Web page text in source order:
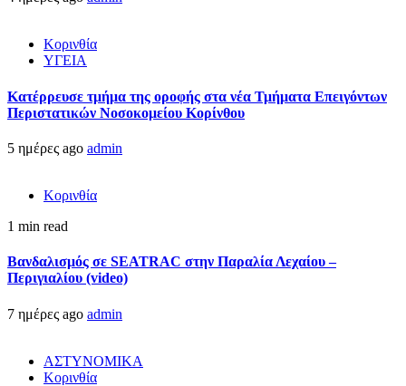
Κορινθία
ΥΓΕΙΑ
Kατέρρευσε τμήμα της οροφής στα νέα Τμήματα Επειγόντων
Περιστατικών Νοσοκομείου Κορίνθου
5 ημέρες ago admin
Κορινθία
1 min read
Βανδαλισμός σε SEATRAC στην Παραλία Λεχαίου –
Περιγιαλίου (video)
7 ημέρες ago admin
ΑΣΤΥΝΟΜΙΚΑ
Κορινθία